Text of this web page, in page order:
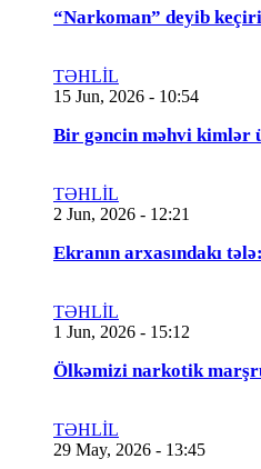
“Narkoman” deyib
TƏHLİL
15 Jun, 2026 - 10:54
Bir gəncin məhvi kimlər
TƏHLİL
2 Jun, 2026 - 12:21
Ekranın arxasındakı
TƏHLİL
1 Jun, 2026 - 15:12
Ölkəmizi narkotik
TƏHLİL
29 May, 2026 - 13:45